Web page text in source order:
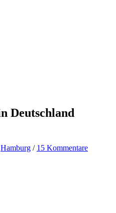
Deutschland
Hamburg / 15 Kommentare